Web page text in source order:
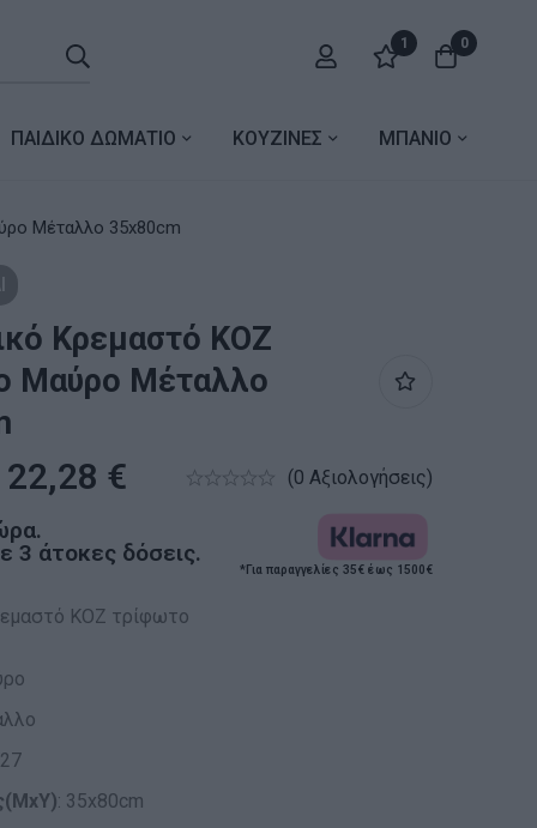
1 0
ΠΑΙΔΙΚΟ ΔΩΜΑΤΙΟ ΚΟΥΖΙΝΕΣ ΜΠΑΝΙΟ
Μαύρο Μέταλλο 35x80cm
Κρεμαστό KOZ
Μαύρο Μέταλλο
22,28 € (0 Αξιολογήσεις)
3 άτοκες δόσεις.
*Για παραγγελίες 35€ έως 1500€
KOZ τρίφωτο
: 35x80cm